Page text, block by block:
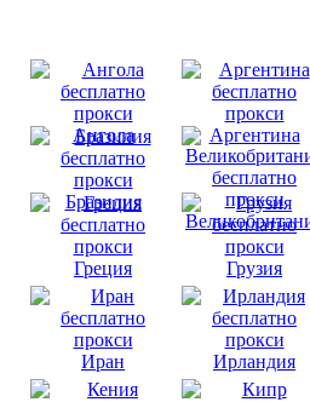
Ангола Аргентина
Бразилия
Греция Грузия
Иран Ирландия